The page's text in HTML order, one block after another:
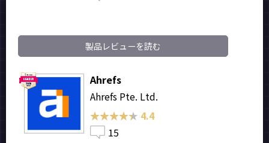
製品レビューを読む
Ahrefs
Ahrefs Pte. Ltd.
★★★★★
★★★★★ 4.4
15